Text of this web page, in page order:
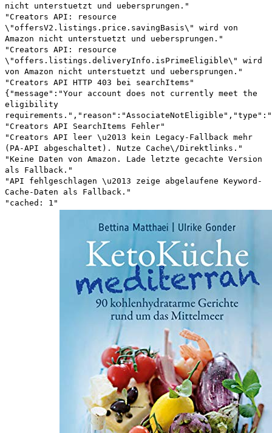
nicht unterstuetzt und uebersprungen."
"Creators API: resource
\"offersV2.listings.price.savingBasis\" wird von
Amazon nicht unterstuetzt und uebersprungen."
"Creators API: resource
\"offers.listings.deliveryInfo.isPrimeEligible\" wird
von Amazon nicht unterstuetzt und uebersprungen."
"Creators API HTTP 403 bei searchItems"
{"message":"Your account does not currently meet the
eligibility
"Creators API SearchItems Fehler"
"Creators API leer \u2013 kein Legacy-Fallback mehr
(PA-API abgeschaltet). Nutze Cache\/Direktlinks."
"Keine Daten von Amazon. Lade letzte gecachte Version
als Fallback."
"API fehlgeschlagen \u2013 zeige abgelaufene Keyword-
Cache-Daten als Fallback."
"cached: 1"